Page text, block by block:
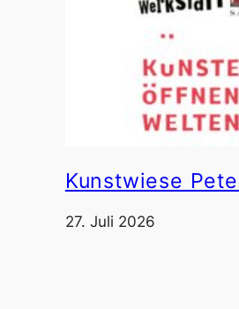
Kunstwiese
27. Juli 2026